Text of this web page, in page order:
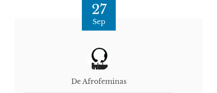
27
Sep
De Afrofeminas